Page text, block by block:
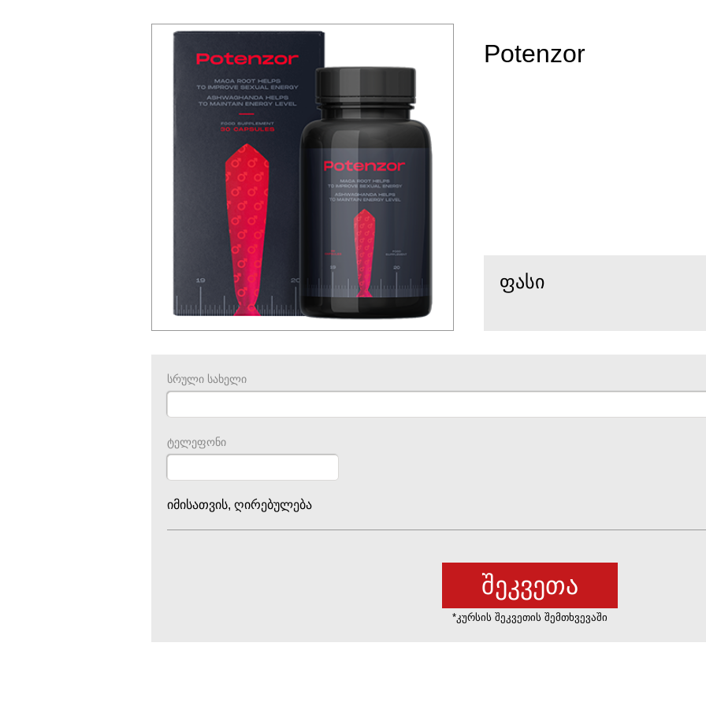
Potenzor
ფასი
სრული სახელი
ტელეფონი
იმისათვის, ღირებულება
*კურსის შეკვეთის შემთხვევაში